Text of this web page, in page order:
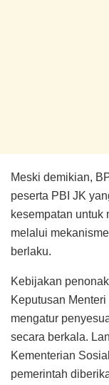
Meski demikian,
peserta PBI JK
kesempatan untuk
melalui
berlaku.
Kebijakan
Keputusan
mengatur
secara berkala.
Kementerian
pemerintah